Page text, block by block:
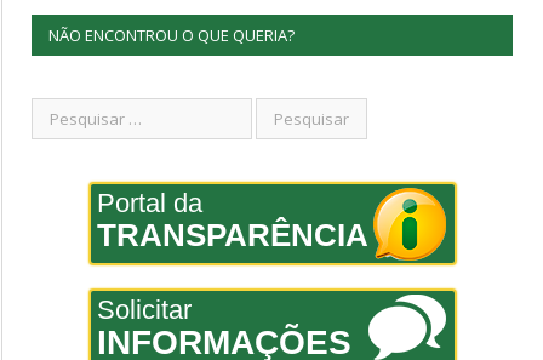
NÃO ENCONTROU O QUE QUERIA?
Portal da
TRANSPARÊNCIA
Solicitar
INFORMAÇÕES